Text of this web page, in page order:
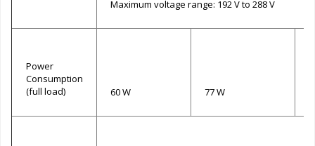
Maximum voltage range: 192 V to 288 V
Power
Consumption
(full load)
60 W 77 W